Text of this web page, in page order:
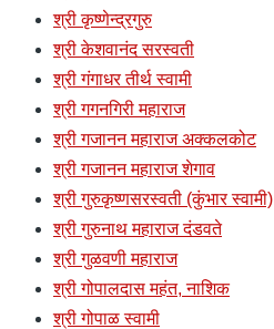
श्री कृष्णेन्द्रगुरु
श्री केशवानंद सरस्वती
श्री गंगाधर तीर्थ स्वामी
श्री गगनगिरी महाराज
श्री गजानन महाराज अक्कलकोट
श्री गजानन महाराज शेगाव
श्री गुरुकृष्णसरस्वती (कुंभार स्वामी)
श्री गुरुनाथ महाराज दंडवते
श्री गुळवणी महाराज
श्री गोपालदास महंत, नाशिक
श्री गोपाळ स्वामी